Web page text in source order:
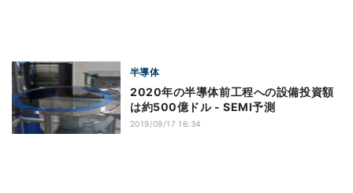
半導体
2020年の半導体前工程への設備投資額
は約500億ドル - SEMI予測
2019/09/17 16:34